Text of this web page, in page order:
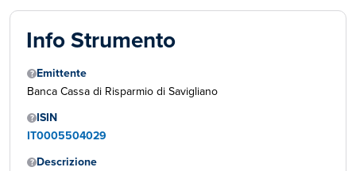
Info Strumento
Emittente
Banca Cassa di Risparmio di Savigliano
ISIN
IT0005504029
Descrizione